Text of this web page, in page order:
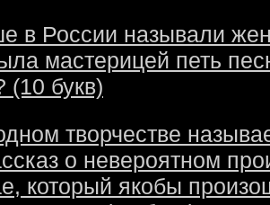
в России называли
мастерицей петь
(10 букв)
творчестве
о невероятном
который якобы